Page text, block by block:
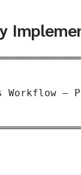
Workflow —